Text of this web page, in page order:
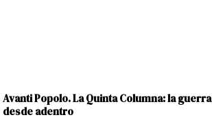
Avanti Popolo. La Quinta Columna: la guerra
desde adentro